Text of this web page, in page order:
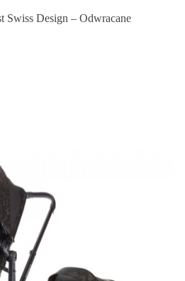
Swiss Design – Odwracane